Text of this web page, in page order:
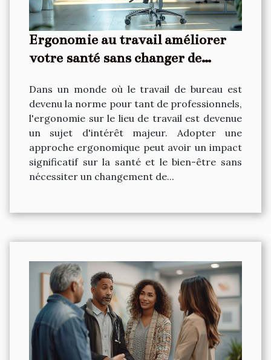
Ergonomie au travail améliorer
votre santé sans changer de
Dans un monde où le travail de bureau est
devenu la norme pour tant de professionnels,
l'ergonomie sur le lieu de travail est devenue
un sujet d'intérêt majeur. Adopter une
approche ergonomique peut avoir un impact
significatif sur la santé et le bien-être sans
nécessiter un changement de...